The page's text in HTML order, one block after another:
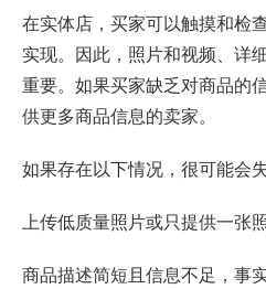
在实体店，买家可以触摸和检
实现。因此，照片和视频、详
重要。如果买家缺乏对商品的
供更多商品信息的卖家。
如果存在以下情况，很可能会
上传低质量照片或只提供一张
商品描述简短且信息不足，事